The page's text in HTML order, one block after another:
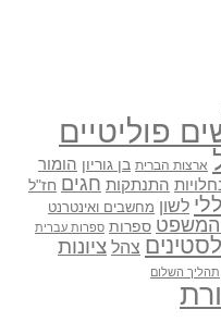
פוליטיים
ארצות הברית בן גוריון הומור
התנתקות חגים חז"ל
לשון מחשבים ואינטרנט
המשפט ספרות ספרות עברית
צהל ציונות
תהליך השלום